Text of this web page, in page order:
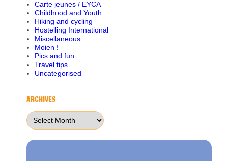
Carte jeunes / EYCA
Childhood and Youth
Hiking and cycling
Hostelling International
Miscellaneous
Moien !
Pics and fun
Travel tips
Uncategorised
ARCHIVES
Archives